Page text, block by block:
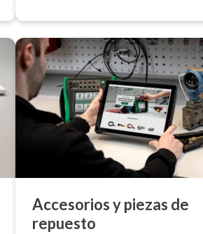
Accesorios y piezas de
repuesto